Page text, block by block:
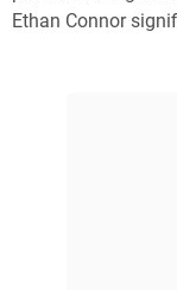
Ethan Connor